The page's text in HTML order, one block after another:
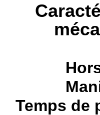
Temps de